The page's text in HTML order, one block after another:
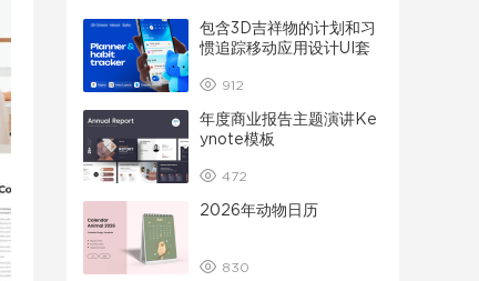
包含3D吉祥物的计划和习
惯追踪移动应用设计UI套
912
年度商业报告主题演讲Ke
ynote模板
472
2026年动物日历
830